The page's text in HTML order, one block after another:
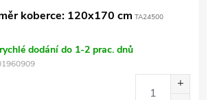
koberce: 120x170 cm TA24500
dodání do 1-2 prac. dnů